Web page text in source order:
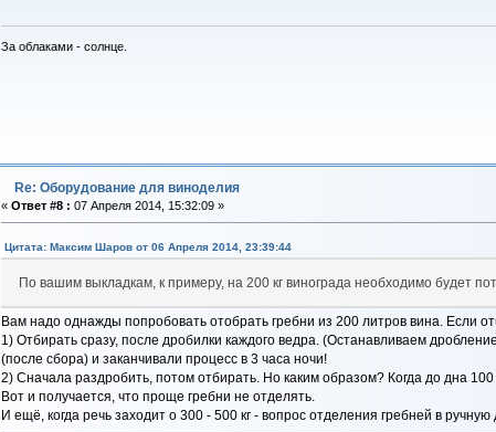
За облаками - солнце.
Re: Оборудование для виноделия
« Ответ #8 : 07 Апреля 2014, 15:32:09 »
Цитата: Максим Шаров от 06 Апреля 2014, 23:39:44
По вашим выкладкам, к примеру, на 200 кг винограда необходимо будет
Вам надо однажды попробовать отобрать гребни из 200 литров вина. Если
1) Отбирать сразу, после дробилки каждого ведра. (Останавливаем
(после сбора) и заканчивали процесс в 3 часа ночи!
2) Сначала раздробить, потом отбирать. Но каким образом? Когда до дна
Вот и получается, что проще гребни не отделять.
И ещё, когда речь заходит о 300 - 500 кг - вопрос отделения гребней в